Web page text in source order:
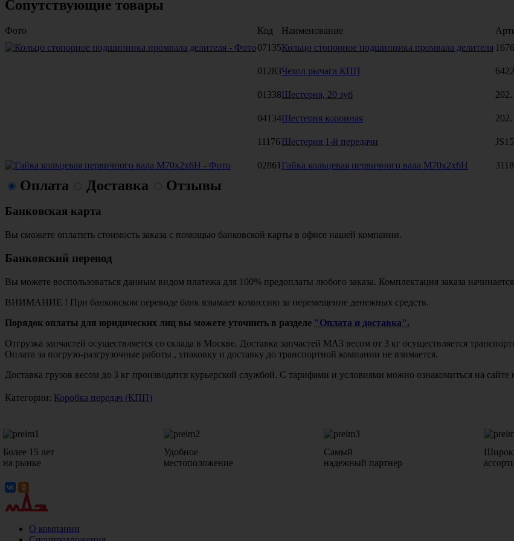
Сопутствующие товары
Фото Код Наименование
07135Кольцо стопорное подшипника промвала делителя
01283Чехол рычага КПП
01338Шестерня, 20 зуб
04134Шестерня коронная
11176Шестерня 1-й передачи
02861 Гайка кольцевая первичного вала М70х2х6Н
Оплата Доставка Отзывы
Банковская карта
Вы сможете оплатить стоимость заказа с помощью банковской карты в офисе нашей компании.
Банковский перевод
Вы можете воспользоваться данным видом платежа для 100% предоплаты любого заказа. Комплектация заказа
ВНИМАНИЕ ! При банковском переводе банк взымает комиссию за перемещение денежных средств.
Порядок оплаты для юридических лиц вы можете уточнить в разделе "Оплата и доставка".
Отгрузка запчастей осуществляется со склада в Москве. Доставка запчастей МАЗ весом от 3 кг осуществляется
Оплата за погрузо-разгрузочные работы , упаковку и доставку до транспортной компании не взимается.
Доставка грузов весом до 3 кг производятся курьерской службой. С тарифами и условиями можно ознакомиться на
Категории: Коробка передач (КПП)
Более 15 лет
на рынке
Удобное
местоположение
Самый
надежный партнер
О компании